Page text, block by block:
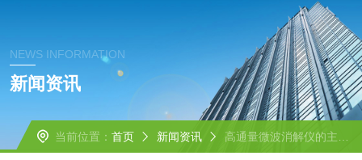
NEWS INFORMATION
新闻资讯
当前位置： 首页 新闻资讯 高通量微波消解仪的主机设计和具备的主动安全措施